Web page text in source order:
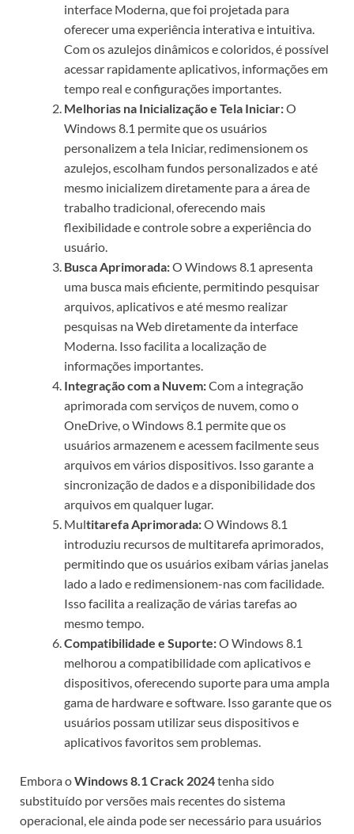
interface Moderna, que foi projetada para
oferecer uma experiência interativa e intuitiva.
Com os azulejos dinâmicos e coloridos, é possível
acessar rapidamente aplicativos, informações em
tempo real e configurações importantes.
Melhorias na Inicialização e Tela Iniciar:O
Windows 8.1 permite que os usuários
personalizem a tela Iniciar, redimensionem os
azulejos, escolham fundos personalizados e até
mesmo inicializem diretamente para a área de
trabalho tradicional, oferecendo mais
flexibilidade e controle sobre a experiência do
usuário.
Busca Aprimorada:O Windows 8.1 apresenta
uma busca mais eficiente, permitindo pesquisar
arquivos, aplicativos e até mesmo realizar
pesquisas na Web diretamente da interface
Moderna. Isso facilita a localização de
informações importantes.
Integração com a Nuvem:Com a integração
aprimorada com serviços de nuvem, como o
OneDrive, o Windows 8.1 permite que os
usuários armazenem e acessem facilmente seus
arquivos em vários dispositivos. Isso garante a
sincronização de dados e a disponibilidade dos
arquivos em qualquer lugar.
Multitarefa Aprimorada:O Windows 8.1
introduziu recursos de multitarefa aprimorados,
permitindo que os usuários exibam várias janelas
lado a lado e redimensionem-nas com facilidade.
Isso facilita a realização de várias tarefas ao
mesmo tempo.
Compatibilidade e Suporte:O Windows 8.1
melhorou a compatibilidade com aplicativos e
dispositivos, oferecendo suporte para uma ampla
gama de hardware e software. Isso garante que os
usuários possam utilizar seus dispositivos e
aplicativos favoritos sem problemas.
Embora oWindows 8.1 Crack 2024tenha sido
substituído por versões mais recentes do sistema
operacional, ele ainda pode ser necessário para usuários